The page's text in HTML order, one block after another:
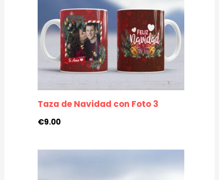
Taza de Navidad con Foto 3
€9.00